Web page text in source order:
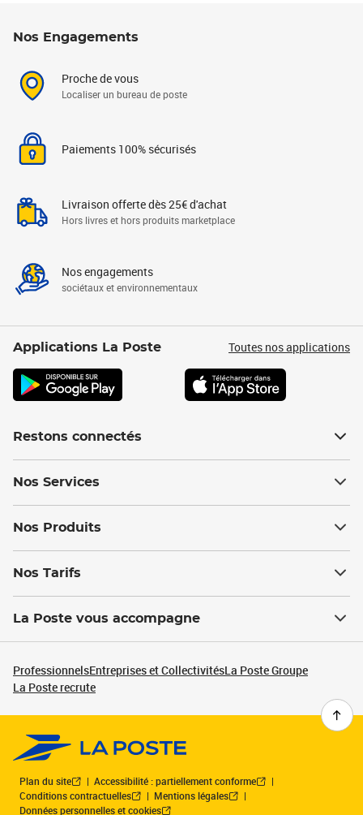
Nos Engagements
Proche de vous
Localiser un bureau de poste
Paiements 100% sécurisés
Livraison offerte dès 25€ d'achat
Hors livres et hors produits marketplace
Nos engagements
sociétaux et environnementaux
Applications La Poste Toutes nos applications
Restons connectés
Nos Services
Nos Produits
Nos Tarifs
La Poste vous accompagne
ProfessionnelsEntreprises et CollectivitésLa Poste Groupe
La Poste recrute
Plan du site
Accessibilité : partiellement conforme
Conditions contractuelles
Mentions légales
Données personnelles et cookies